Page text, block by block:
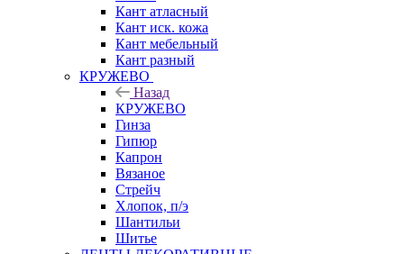
Кант атласный
Кант иск. кожа
Кант мебельный
Кант разный
КРУЖЕВО
Назад
КРУЖЕВО
Гинза
Гипюр
Капрон
Вязаное
Стрейч
Хлопок, п/э
Шантильи
Шитье